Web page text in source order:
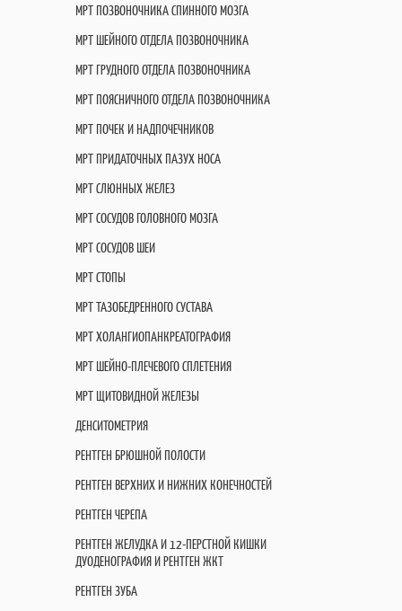
МРТ ПОЗВОНОЧНИКА СПИННОГО МОЗГА
МРТ ШЕЙНОГО ОТДЕЛА ПОЗВОНОЧНИКА
МРТ ГРУДНОГО ОТДЕЛА ПОЗВОНОЧНИКА
МРТ ПОЯСНИЧНОГО ОТДЕЛА ПОЗВОНОЧНИКА
МРТ ПОЧЕК И НАДПОЧЕЧНИКОВ
МРТ ПРИДАТОЧНЫХ ПАЗУХ НОСА
МРТ СЛЮННЫХ ЖЕЛЕЗ
МРТ СОСУДОВ ГОЛОВНОГО МОЗГА
МРТ СОСУДОВ ШЕИ
МРТ СТОПЫ
МРТ ТАЗОБЕДРЕННОГО СУСТАВА
МРТ ХОЛАНГИОПАНКРЕАТОГРАФИЯ
МРТ ШЕЙНО-ПЛЕЧЕВОГО СПЛЕТЕНИЯ
МРТ ЩИТОВИДНОЙ ЖЕЛЕЗЫ
ДЕНСИТОМЕТРИЯ
РЕНТГЕН БРЮШНОЙ ПОЛОСТИ
РЕНТГЕН ВЕРХНИХ И НИЖНИХ КОНЕЧНОСТЕЙ
РЕНТГЕН ЧЕРЕПА
РЕНТГЕН ЖЕЛУДКА И 12-ПЕРСТНОЙ КИШКИ
ДУОДЕНОГРАФИЯ И РЕНТГЕН ЖКТ
РЕНТГЕН ЗУБА